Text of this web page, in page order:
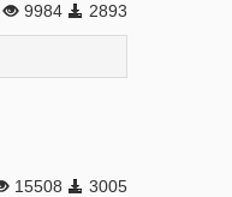
9984 2893
15508 3005